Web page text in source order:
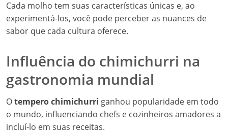
Cada molho tem suas características únicas e, ao
experimentá-los, você pode perceber as nuances de
sabor que cada cultura oferece.
Influência do chimichurri na
gastronomia mundial
Otempero chimichurri ganhou popularidade em todo
o mundo, influenciando chefs e cozinheiros amadores a
incluí-lo em suas receitas.